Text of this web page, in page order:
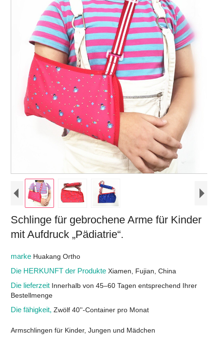
Schlinge für gebrochene Arme für Kinder
mit Aufdruck „Pädiatrie“.
marke Huakang Ortho
Die HERKUNFT der ProdukteXiamen, Fujian, China
Die lieferzeit Innerhalb von 45–60 Tagen entsprechend Ihrer
Bestellmenge
Die fähigkeit,Zwölf 40''-Container pro Monat
Armschlingen für Kinder, Jungen und Mädchen